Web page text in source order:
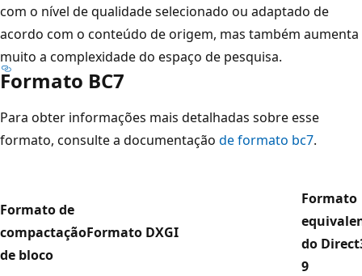
com o nível de qualidade selecionado ou adaptado de
acordo com o conteúdo de origem, mas também aumenta
muito a complexidade do espaço de pesquisa.
Formato BC7
Para obter informações mais detalhadas sobre esse
formato, consulte a documentação de formato bc7.
Formato de
compactação
de bloco
Formato DXGI
Formato
do
9